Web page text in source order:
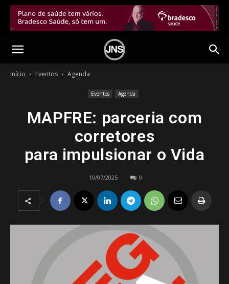
Início Eventos Agenda
Eventos Agenda
MAPFRE: parceria com
corretores
para impulsionar o Vida
10/07/2025 0